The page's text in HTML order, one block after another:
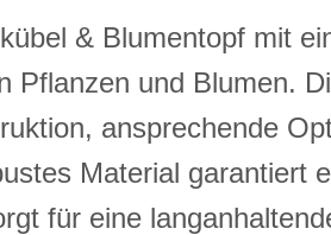
& Blumentopf mit
Pflanzen und Blumen.
ansprechende
Material garantiert
für eine